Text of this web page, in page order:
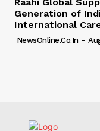
Generation of
International
NewsOnline.co.in -